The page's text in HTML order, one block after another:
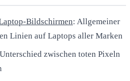
Bildschirmen: Allgemeiner
Linien auf Laptops aller Marken
zwischen toten Pixeln